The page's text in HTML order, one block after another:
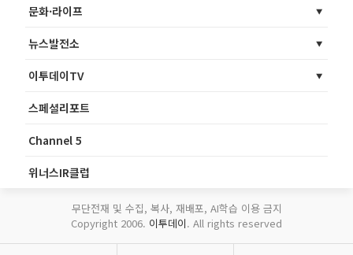
문화·라이프
뉴스발전소
이투데이TV
스페셜리포트
Channel 5
위너스IR클럽
무단전재 및 수집, 복사, 재배포, AI학습 이용 금지
Copyright 2006. 이투데이. All rights reserved